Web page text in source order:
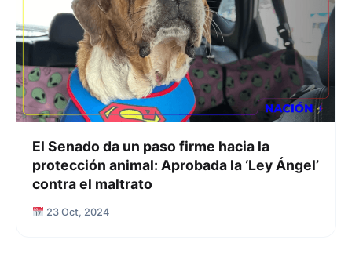
El Senado da un paso firme hacia la
protección animal: Aprobada la ‘Ley Ángel’
contra el maltrato
23 Oct, 2024